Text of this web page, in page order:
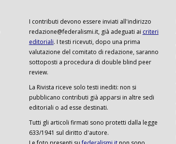
I contributi devono essere inviati all'indirizzo
redazione@federalismi.it, già adeguati ai criteri
editoriali. I testi ricevuti, dopo una prima
valutazione del comitato di redazione, saranno
sottoposti a procedura di double blind peer
review.
La Rivista riceve solo testi inediti: non si
pubblicano contributi già apparsi in altre sedi
editoriali o ad esse destinati.
Tutti gli articoli firmati sono protetti dalla legge
633/1941 sul diritto d'autore.